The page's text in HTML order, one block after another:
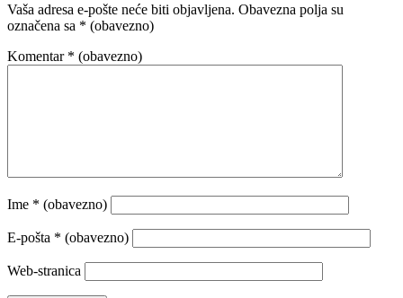
Vaša adresa e-pošte neće biti objavljena. Obavezna polja su
označena sa * (obavezno)
Komentar * (obavezno)
Ime * (obavezno)
E-pošta * (obavezno)
Web-stranica